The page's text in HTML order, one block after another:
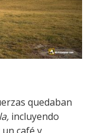
quedaban
incluyendo